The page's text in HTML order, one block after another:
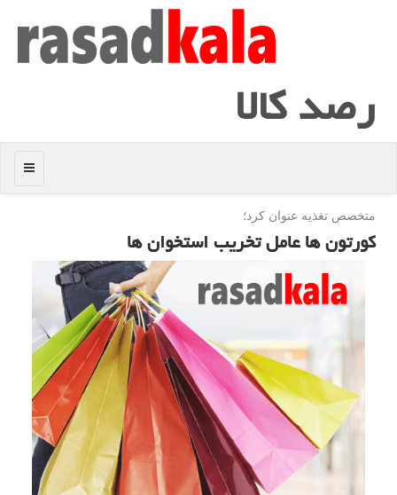
رصد كالا
منو
متخصص تغذیه عنوان كرد؛
كورتون ها عامل تخریب استخوان ها